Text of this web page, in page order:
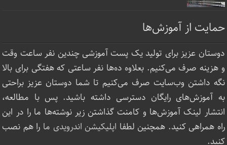
حمایت از آموزش‌ها
دوستان عزیز برای تولید یک پست آموزشی چندین نفر ساعت‌ وقت
و هزینه صرف می‌کنیم. بعلاوه ده‌ها نفر ساعتی که هفتگی برای بالا
نگه داشتن وب‌سایت صرف ‌می‌کنیم تا شما دوستان عزیز براحتی
به آموزش‌های رایگان دسترسی داشته باشید. پس با مطالعه،
انتشار لینک‌ آموزش‌ها و کامنت گذاشتن زیر نوشته‌‌ها ما را در این
راه همراهی کنید. همچنین لطفا اپلیکیشن اندرویدی ما را هم نصب
کنید.